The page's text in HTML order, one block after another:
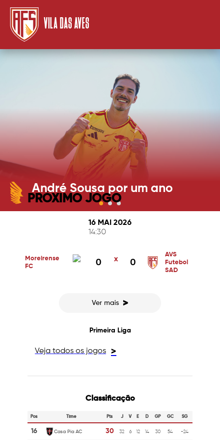
VILA DAS AVES
André Sousa por um ano
PRÓXIMO JOGO
16 MAI 2026
14:30
Moreirense
FC
0 x 0
AVS
Futebol
SAD
Ver mais >
Primeira Liga
Veja todos os jogos >
Classificação
Pos Time Pts J V E D GP GC SG
16 Casa Pia AC 30 32 6 12 14 30 54 -24